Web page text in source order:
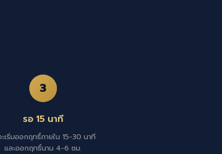
3
รอ 15 นาที
ะเริ่มออกฤทธิ์ภายใน 15-30 นาที
และออกฤทธิ์นาน 4-6 ชม.